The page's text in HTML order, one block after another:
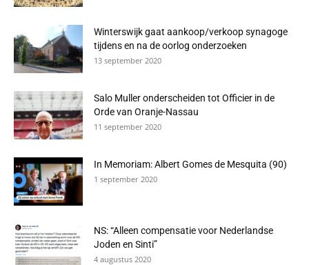
Winterswijk gaat aankoop/verkoop synagoge
tijdens en na de oorlog onderzoeken
13 september 2020
Salo Muller onderscheiden tot Officier in de
Orde van Oranje-Nassau
11 september 2020
In Memoriam: Albert Gomes de Mesquita (90)
1 september 2020
NS: “Alleen compensatie voor Nederlandse
Joden en Sinti”
4 augustus 2020